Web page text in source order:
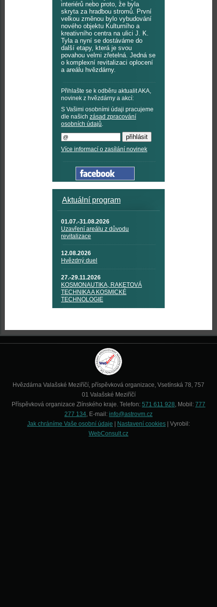
interiérů nebo proto, že byla
skryta za hradbou stromů. První
velkou změnou bylo vybudování
nového objektu Kulturního a
kreativního centra na ulici J. K.
Tyla a nyní se dostáváme do
další etapy, která je svou
povahou velmi zřetelná. Jedná se
o komplexní revitalizaci oplocení
a areálu hvězdárny.
Přihlašte se k odběru aktualit AKA,
novinek z hvězdárny a akcí:
S Vašimi osobními údaji pracujeme
dle našich zásad zpracování
osobních údajů.
Více informací o zasílání novinek
Aktuální program
01.07.-31.08.2026
Uzavření areálu z důvodu
revitalizace
12.08.2026
Hvězdný duel
27.-29.11.2026
KOSMONAUTIKA, RAKETOVÁ
TECHNIKA A KOSMICKÉ
TECHNOLOGIE
Hvězdárna Valašské Meziříčí, příspěvková organizace, Vsetínská 78, 757
01 Valašské Meziříčí
Příspěvková organizace Zlínského kraje. Telefon: 571 611 928, Mobil: 777
277 134, E-mail: info@astrovm.cz
Jak chráníme Vaše osobní údaje
Nastavení cookies | Vyrobil:
WebConsult.cz